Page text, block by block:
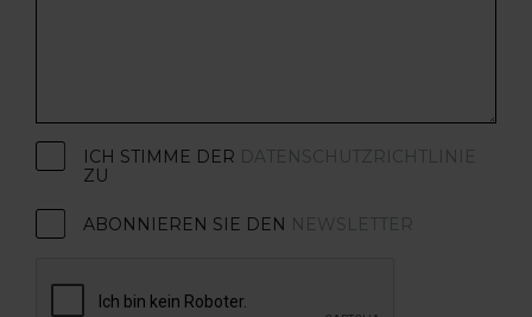
ICH STIMME DER DATENSCHUTZRICHTLINIE
ZU
ABONNIEREN SIE DEN NEWSLETTER